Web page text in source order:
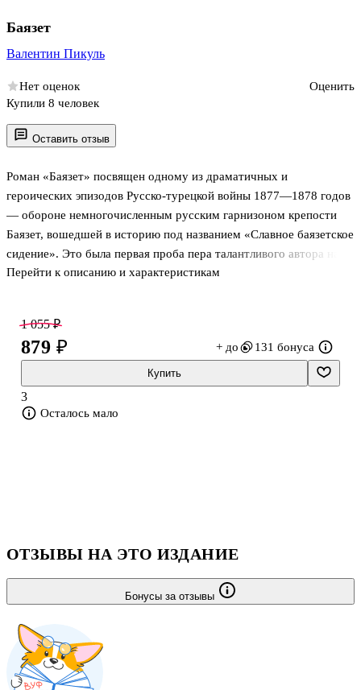
Оставить отзыв
Роман «Баязет» посвящен одному из драматичных и
героических эпизодов Русско-турецкой войны 1877—1878 годов
— обороне немногочисленным русским гарнизоном крепости
Баязет, вошедшей в историю под названием «Славное баязетское
сидение». Это была первая проба пера талантливого автора на
поприще отечественной исторической беллетристики.
Перейти к описанию и характеристикам
Баязет
Валентин Пикуль
Нет оценок
Оценить
Купили 8 человек
1 055 ₽
879 ₽ + до 131 бонуса
Купить
3
Осталось мало
ОТЗЫВЫ НА ЭТО ИЗДАНИЕ
Бонусы за отзывы